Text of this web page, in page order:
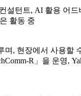
턴트, AI 활용 어
활동 중
, 현장에서 사용할
R」을 운영,